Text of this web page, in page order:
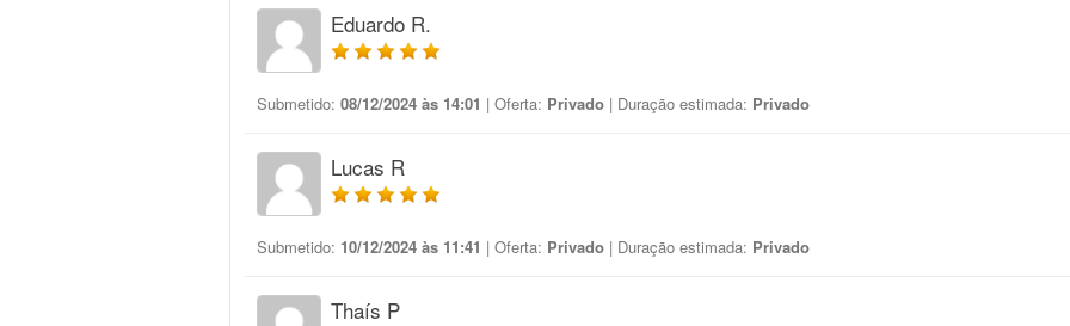
Eduardo R.
Submetido: 08/12/2024 às 14:01 | Oferta: Privado | Duração estimada: Privado
Lucas R
Submetido: 10/12/2024 às 11:41 | Oferta: Privado | Duração estimada: Privado
Thaís P